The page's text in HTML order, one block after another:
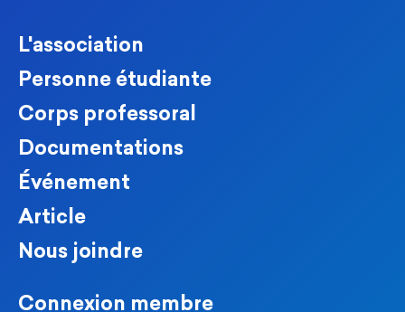
L'association
Personne étudiante
Corps professoral
Documentations
Événement
Article
Nous joindre
Connexion membre